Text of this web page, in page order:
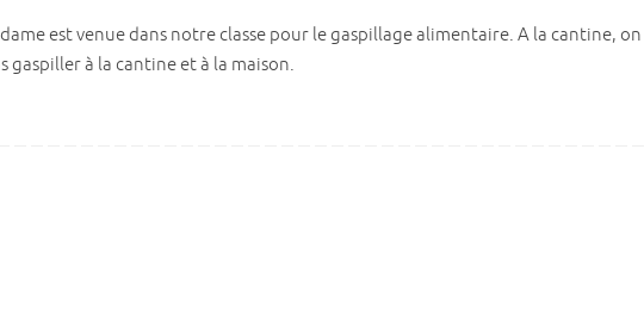
est venue dans notre classe pour le gaspillage alimentaire. A la cantine,
gaspiller à la cantine et à la maison.